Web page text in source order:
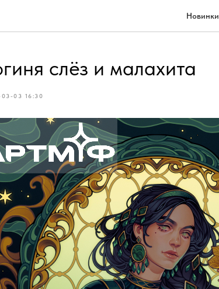
Новинки
слёз и малахита
03 16:30